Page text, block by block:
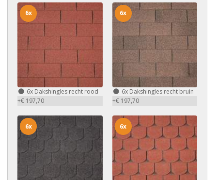
6x Dakshingles recht rood
+€ 197,70
6x
6xDakshingles recht bruin
+€ 197,70
6x
6x 6x